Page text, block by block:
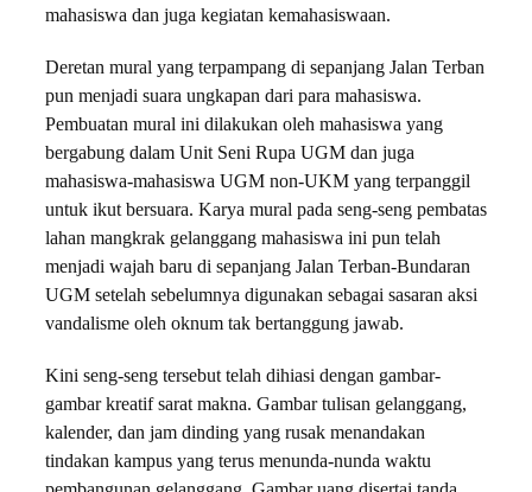
mahasiswa dan juga kegiatan kemahasiswaan.
Deretan mural yang terpampang di sepanjang Jalan Terban
pun menjadi suara ungkapan dari para mahasiswa.
Pembuatan mural ini dilakukan oleh mahasiswa yang
bergabung dalam Unit Seni Rupa UGM dan juga
mahasiswa-mahasiswa UGM non-UKM yang terpanggil
untuk ikut bersuara. Karya mural pada seng-seng pembatas
lahan mangkrak gelanggang mahasiswa ini pun telah
menjadi wajah baru di sepanjang Jalan Terban-Bundaran
UGM setelah sebelumnya digunakan sebagai sasaran aksi
vandalisme oleh oknum tak bertanggung jawab.
Kini seng-seng tersebut telah dihiasi dengan gambar-
gambar kreatif sarat makna. Gambar tulisan gelanggang,
kalender, dan jam dinding yang rusak menandakan
tindakan kampus yang terus menunda-nunda waktu